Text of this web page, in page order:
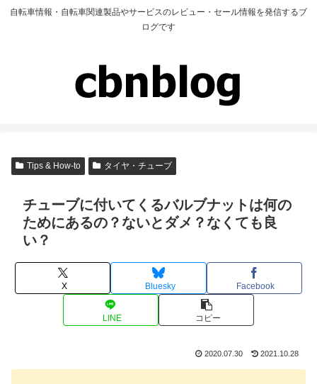
自転車情報・自転車関連製品やサービスのレビュー・セール情報を発信するブ
ログです
Tips & How-to タイヤ・チューブ
チューブに付いてくるバルブナットは何の
ためにあるの？ないとダメ？なくても良
い？
X Bluesky Facebook
LINE コピー
2020.07.30 2021.10.28